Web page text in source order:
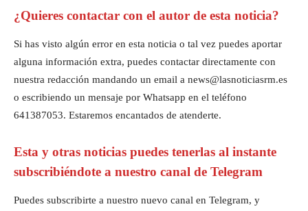
¿Quieres contactar con el autor de esta noticia?
Si has visto algún error en esta noticia o tal vez puedes aportar
alguna información extra, puedes contactar directamente con
nuestra redacción mandando un email a news@lasnoticiasrm.es
o escribiendo un mensaje por Whatsapp en el teléfono
641387053. Estaremos encantados de atenderte.
Esta y otras noticias puedes tenerlas al instante
subscribiéndote a nuestro canal de Telegram
Puedes subscribirte a nuestro nuevo canal en Telegram, y